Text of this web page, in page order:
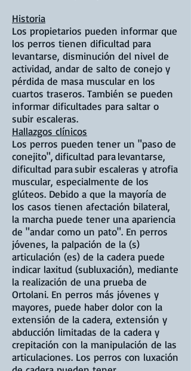
Historia
Los propietarios pueden informar que
los perros tienen dificultad para
levantarse, disminución del nivel de
actividad, andar de salto de conejo y
pérdida de masa muscular en los
cuartos traseros. También se pueden
informar dificultades para saltar o
subir escaleras.
Hallazgos clínicos
Los perros pueden tener un "paso de
conejito",dificultad paralevantarse,
dificultad parasubir escaleras y atrofia
muscular, especialmente de los
glúteos. Debido a que la mayoría de
los casos tienen afectación bilateral,
la marcha puede tener una apariencia
de "andar como un pato". En perros
jóvenes, la palpación de la (s)
articulación (es) de la cadera puede
indicar laxitud (subluxación), mediante
la realización de una prueba de
Ortolani. En perros más jóvenes y
mayores, puede haber dolor con la
extensión de la cadera, extensión y
abducción limitadas de la cadera y
crepitación con la manipulación de las
articulaciones. Los perros con luxación